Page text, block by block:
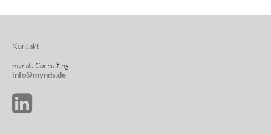
Kontakt
mynds Consulting
info@mynds.de